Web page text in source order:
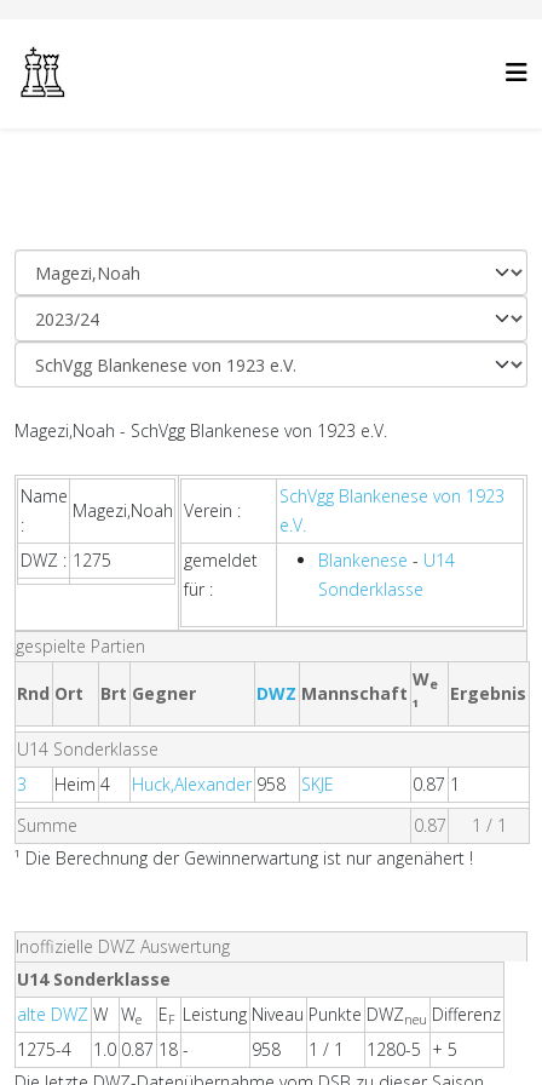
Magezi,Noah - SchVgg Blankenese von 1923 e.V.
Name
:
Magezi,Noah
DWZ : 1275
Verein :
SchVgg Blankenese von 1923
e.V.
gemeldet
für :
Blankenese - U14
Sonderklasse
gespielte Partien
Rnd Ort Brt Gegner DWZ Mannschaft
We
¹
Ergebnis
U14 Sonderklasse
3
Heim 4 Huck,Alexander 958 SKJE 0.87 1
Summe
0.87
1 / 1
¹ Die Berechnung der Gewinnerwartung ist nur angenähert !
Inoffizielle DWZ Auswertung
U14 Sonderklasse
alte DWZ W We EF Leistung Niveau Punkte DWZneu Differenz
1275-4
1.0 0.87 18 - 958 1 / 1 1280-5 + 5